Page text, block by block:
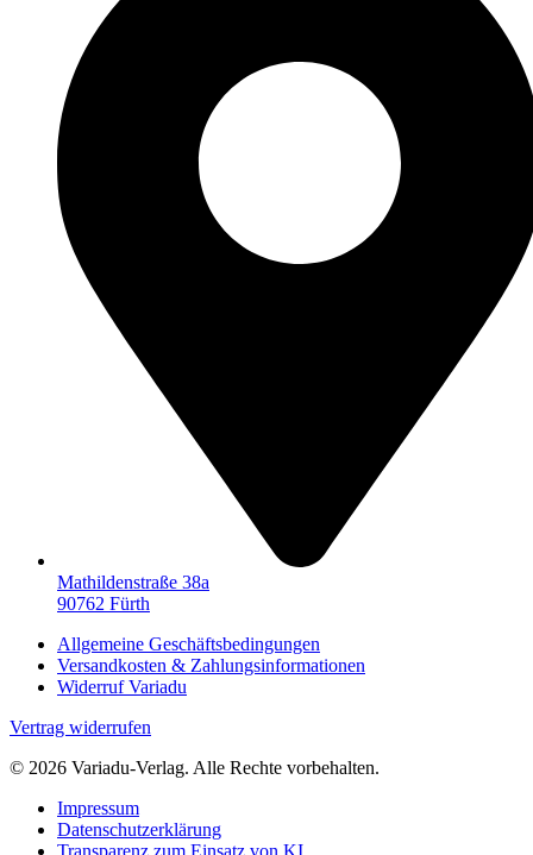
Mathildenstraße 38a
90762 Fürth
Allgemeine Geschäftsbedingungen
Versandkosten & Zahlungsinformationen
Widerruf Variadu
Vertrag widerrufen
© 2026 Variadu-Verlag. Alle Rechte vorbehalten.
Impressum
Datenschutzerklärung
Transparenz zum Einsatz von KI